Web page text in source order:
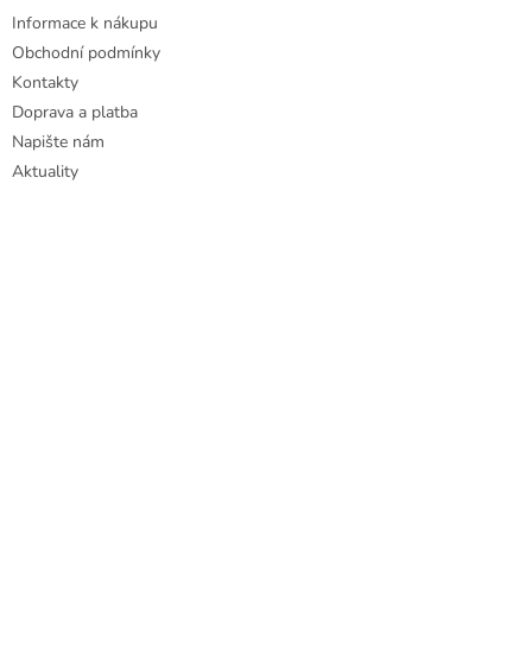
Informace k nákupu
Obchodní podmínky
Kontakty
Doprava a platba
Napište nám
Aktuality